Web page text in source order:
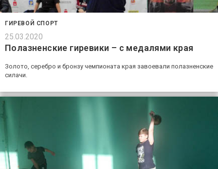
ГИРЕВОЙ СПОРТ
25.03.2020
Полазненские гиревики – с медалями края
Золото, серебро и бронзу чемпионата края завоевали полазненские
силачи.